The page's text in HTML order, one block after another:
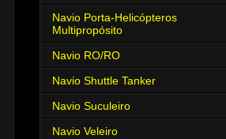
Navio Porta-Helicópteros
Multipropósito
Navio RO/RO
Navio Shuttle Tanker
Navio Suculeiro
Navio Veleiro